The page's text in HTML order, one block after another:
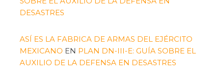
DESASTRES
ASÍ ES LA FABRICA DE ARMAS DEL EJÉRCITO
MEXICANO EN PLAN DN-III-E: GUÍA SOBRE EL
AUXILIO DE LA DEFENSA EN DESASTRES